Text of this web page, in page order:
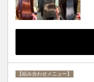
【組み合わせメニュー】